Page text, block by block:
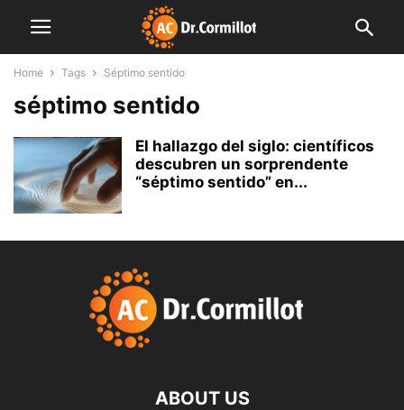
Home Tags Séptimo sentido
séptimo sentido
El hallazgo del siglo: científicos
descubren un sorprendente
“séptimo sentido” en...
ABOUT US